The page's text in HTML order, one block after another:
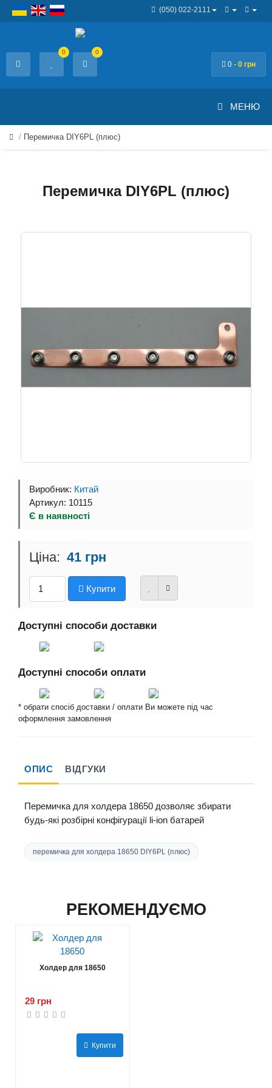
(050) 022-2111
0 - 0 грн
0 0
МЕНЮ
Перемичка DIY6PL (плюс)
Перемичка DIY6PL (плюс)
Виробник: Китай
Артикул: 10115
Є в наявності
41 грн
Купити
Доступні способи доставки
Доступні способи оплати
* обрати спосіб доставки / оплати Ви можете під час
оформлення замовлення
ОПИС ВІДГУКИ
Перемичка для холдера 18650 дозволяє збирати
будь-які розбірні конфігурації li-ion батарей
перемичка для холдера 18650 DIY6PL (плюс)
РЕКОМЕНДУЄМО
Холдер для 18650
29 грн
Купити